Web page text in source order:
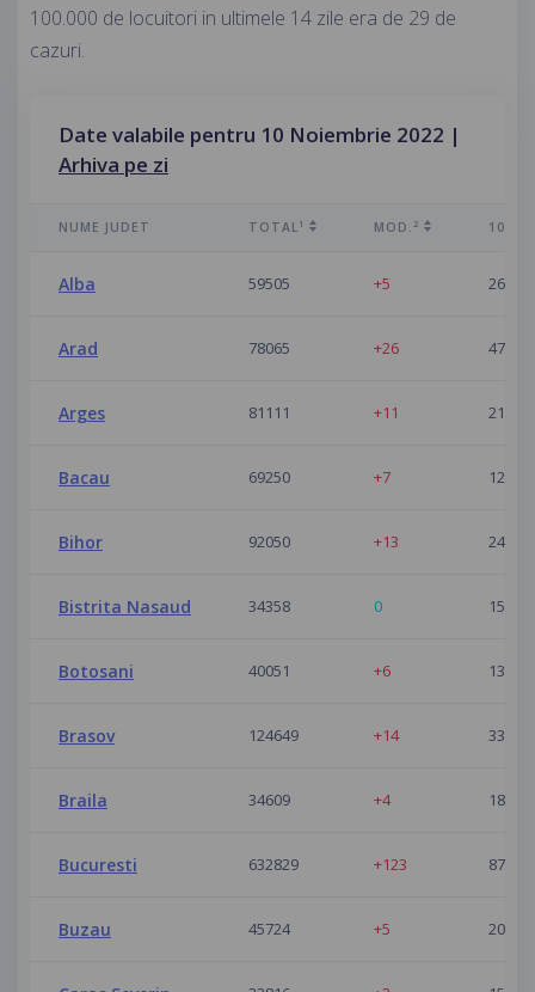
100.000 de locuitori in ultimele 14 zile era de 29 de
cazuri.
Date valabile pentru 10 Noiembrie 2022 |
Arhiva pe zi
NUME JUDET TOTAL 1 MOD. 2 100K/
Alba 59505 +5 26
Arad 78065 +26 47
Arges 81111 +11 21
Bacau 69250 +7 12
Bihor 92050 +13 24
Bistrita Nasaud 34358 0 15
Botosani 40051 +6 13
Brasov 124649 +14 33
Braila 34609 +4 18
Bucuresti 632829 +123 87
Buzau 45724 +5 20